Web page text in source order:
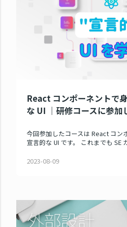
React コンポーネントで
な UI ｜研修コースに参加
今回参加したコースは React コン
宣言的な UI です。 これまでも SE
2023-08-09